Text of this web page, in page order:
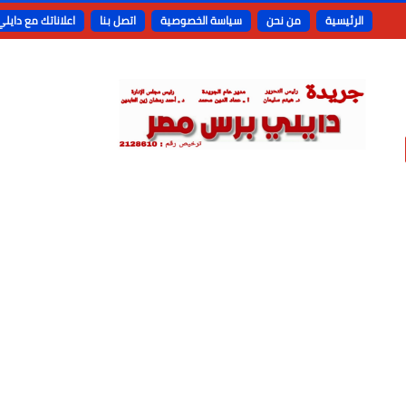
الرئيسية من نحن سياسة الخصوصية اتصل بنا اعلاناتك مع